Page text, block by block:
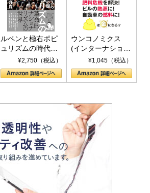
ルペンと極右ポピ
ュリズムの時代：
〈ヤヌス〉の二つ
の顔
¥2,750（税込）
ウンコノミクス
(インターナショナ
ル新書)¥1,045（税込）